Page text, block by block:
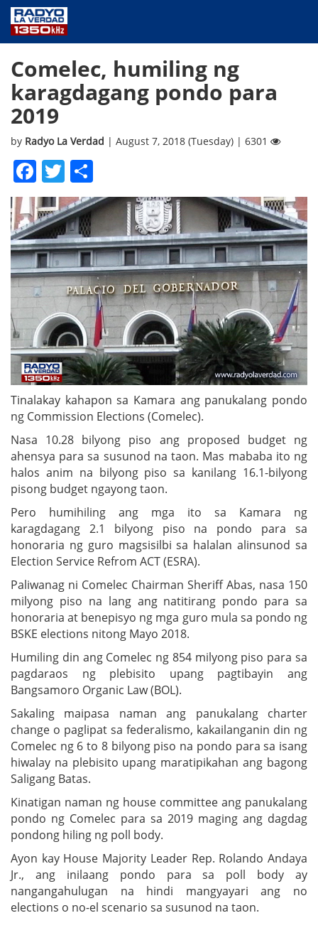
PUBLIC SERVICE
ANNOUNCEMENTS
PROGRAMS
ABOUT
Comelec, humiling ng
karagdagang pondo para
2019
by Radyo La Verdad | August 7, 2018 (Tuesday) | 6301
Facebook
Twitter
Tinalakay kahapon sa Kamara ang panukalang pondo
ng Commission Elections (Comelec).
Nasa 10.28 bilyong piso ang proposed budget ng
ahensya para sa susunod na taon. Mas mababa ito ng
halos anim na bilyong piso sa kanilang 16.1-bilyong
pisong budget ngayong taon.
Pero humihiling ang mga ito sa Kamara ng
karagdagang 2.1 bilyong piso na pondo para sa
honoraria ng guro magsisilbi sa halalan alinsunod sa
Election Service Refrom ACT (ESRA).
Paliwanag ni Comelec Chairman Sheriff Abas, nasa 150
milyong piso na lang ang natitirang pondo para sa
honoraria at benepisyo ng mga guro mula sa pondo ng
BSKE elections nitong Mayo 2018.
Humiling din ang Comelec ng 854 milyong piso para sa
pagdaraos ng plebisito upang pagtibayin ang
Bangsamoro Organic Law (BOL).
Sakaling maipasa naman ang panukalang charter
change o paglipat sa federalismo, kakailanganin din ng
Comelec ng 6 to 8 bilyong piso na pondo para sa isang
hiwalay na plebisito upang maratipikahan ang bagong
Saligang Batas.
Kinatigan naman ng house committee ang panukalang
pondo ng Comelec para sa 2019 maging ang dagdag
pondong hiling ng poll body.
Ayon kay House Majority Leader Rep. Rolando Andaya
Jr., ang inilaang pondo para sa poll body ay
nangangahulugan na hindi mangyayari ang no
elections o no-el scenario sa susunod na taon.